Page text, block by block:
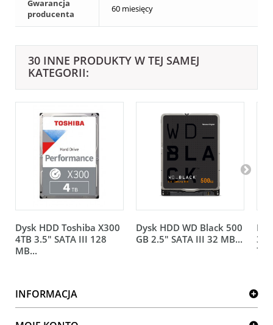
Gwarancja
producenta
60 miesięcy
30 INNE PRODUKTY W TEJ SAMEJ
KATEGORII:
Dysk HDD Toshiba X300
4TB 3.5" SATA III 128
MB...
Dysk HDD WD Black 500
GB 2.5" SATA III 32 MB...
INFORMACJA